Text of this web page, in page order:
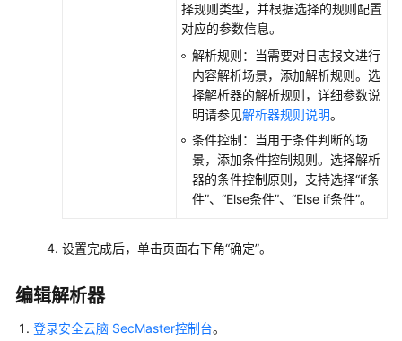
V2
数
投
择规则类型，并根据选择的规则配置
对应的参数信息。
解析规则：当需要对日志报文进行
内容解析场景，添加解析规则。选
择解析器的解析规则，详细参数说
明请参见解析器规则说明。
条件控制：当用于条件判断的场
景，添加条件控制规则。选择解析
器的条件控制原则，支持选择“if条
件”、 “Else条件”、 “Else if条件”。
设置完成后，单击页面右下角“确定”。
编辑解析器
登录安全云脑 SecMaster控制台。